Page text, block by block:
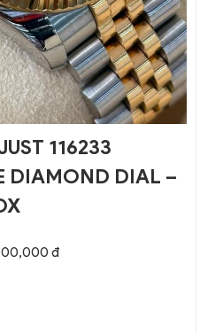
116233
DIAMOND DIAL –
đ